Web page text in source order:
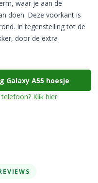
waar je aan de
doen. Deze voorkant is
In tegenstelling tot de
door de extra
Galaxy A55 hoesje
Klik hier.